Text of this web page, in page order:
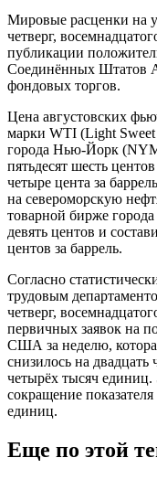
Мировые расценки на
четверг,
публикации
Соединённых Штатов
фондовых торгов.
Цена августовских
марки WTI (Light
города Нью-Йорк
пятьдесят шесть
четыре цента за
на североморскую
товарной бирже
девять центов и
центов за баррель.
Согласно
трудовым
четверг,
первичных заявок на
США за неделю,
снизилось на двадцать
четырёх тысяч
сокращение
единиц.
Еще по этой